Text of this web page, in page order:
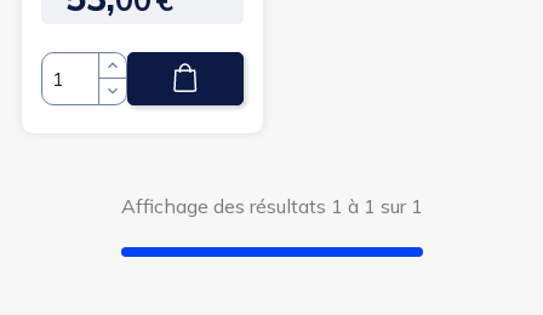
Quantité
Affichage des résultats 1 à 1 sur 1